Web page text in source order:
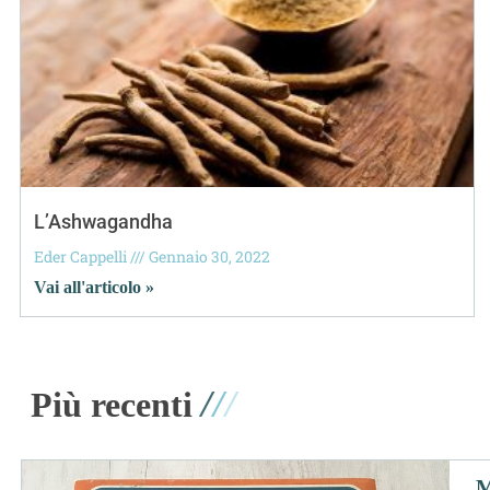
L’Ashwagandha
Eder Cappelli Gennaio 30, 2022
Vai all'articolo »
Più recenti///